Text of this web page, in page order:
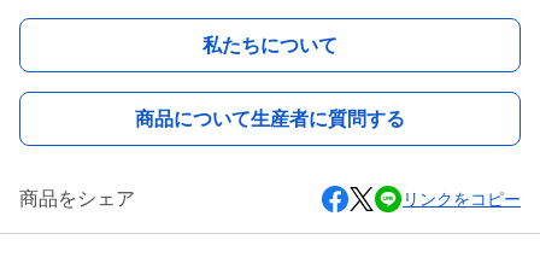
私たちについて
商品について生産者に質問する
商品をシェア リンクをコピー